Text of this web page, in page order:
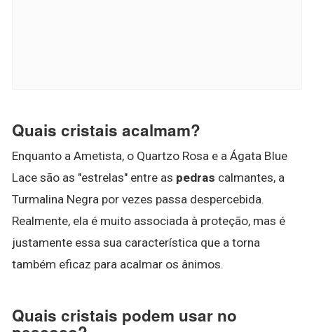
Quais cristais acalmam?
Enquanto a Ametista, o Quartzo Rosa e a Ágata Blue
Lace são as "estrelas" entre as pedras calmantes, a
Turmalina Negra por vezes passa despercebida.
Realmente, ela é muito associada à proteção, mas é
justamente essa sua característica que a torna
também eficaz para acalmar os ânimos.
Quais cristais podem usar no